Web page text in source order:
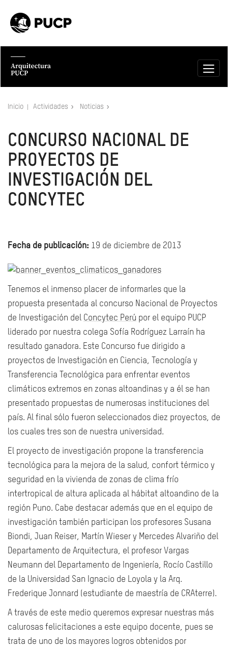
Inicio Actividades Noticias
CONCURSO NACIONAL DE
PROYECTOS DE
INVESTIGACIÓN DEL
CONCYTEC
Fecha de publicación: 19 de diciembre de 2013
Tenemos el inmenso placer de informarles que la
propuesta presentada al concurso Nacional de Proyectos
de Investigación del Concytec Perú por el equipo PUCP
liderado por nuestra colega Sofía Rodríguez Larraín ha
resultado ganadora. Este Concurso fue dirigido a
proyectos de Investigación en Ciencia, Tecnología y
Transferencia Tecnológica para enfrentar eventos
climáticos extremos en zonas altoandinas y a él se han
presentado propuestas de numerosas instituciones del
país. Al final sólo fueron seleccionados diez proyectos, de
los cuales tres son de nuestra universidad.
El proyecto de investigación propone la transferencia
tecnológica para la mejora de la salud, confort térmico y
seguridad en la vivienda de zonas de clima frío
intertropical de altura aplicada al hábitat altoandino de la
región Puno. Cabe destacar además que en el equipo de
investigación también participan los profesores Susana
Biondi, Juan Reiser, Martín Wieser y Mercedes Alvariño del
Departamento de Arquitectura, el profesor Vargas
Neumann del Departamento de Ingeniería, Rocío Castillo
de la Universidad San Ignacio de Loyola y la Arq.
Frederique Jonnard (estudiante de maestría de CRAterre).
A través de este medio queremos expresar nuestras más
calurosas felicitaciones a este equipo docente, pues se
trata de uno de los mayores logros obtenidos por